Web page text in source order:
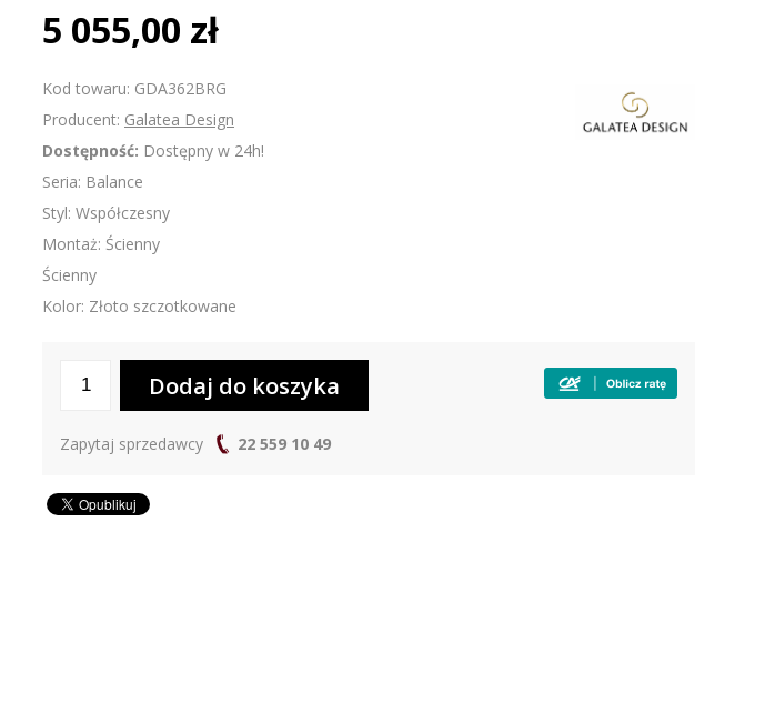
5 055,00 zł
Kod towaru: GDA362BRG
Producent: Galatea Design
Dostępność: Dostępny w 24h!
Seria: Balance
Styl: Współczesny
Montaż: Ścienny
Ścienny
Kolor: Złoto szczotkowane
Zapytaj sprzedawcy 22 559 10 49